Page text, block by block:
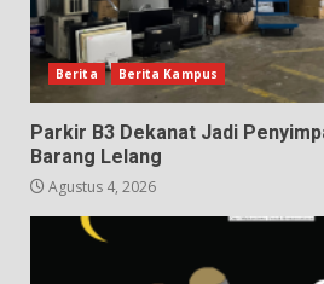
Berita Berita Kampus
Parkir B3 Dekanat Jadi
Barang Lelang
Agustus 4, 2026